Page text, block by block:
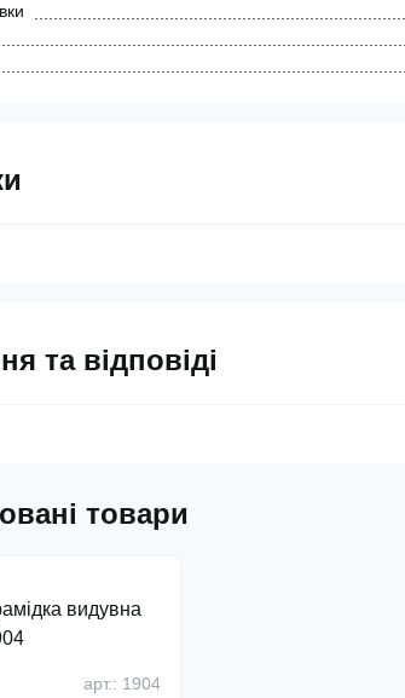
та відповіді
товари
арт.: 1904